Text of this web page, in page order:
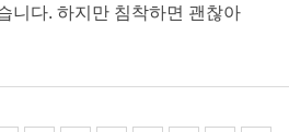
니다. 하지만 침착하면 괜찮아